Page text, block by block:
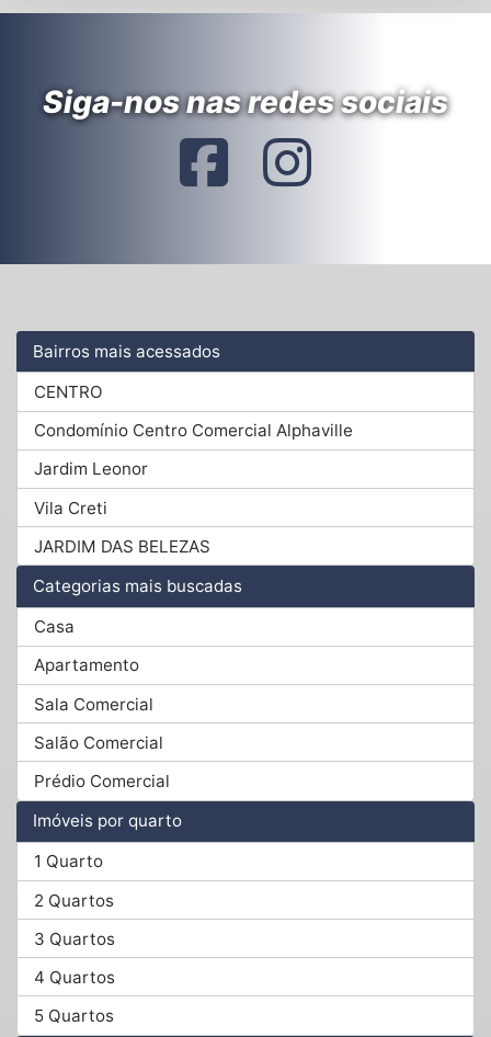
Siga-nos nas redes sociais
Bairros mais acessados
CENTRO
Condomínio Centro Comercial Alphaville
Jardim Leonor
Vila Creti
JARDIM DAS BELEZAS
Categorias mais buscadas
Casa
Apartamento
Sala Comercial
Salão Comercial
Prédio Comercial
Imóveis por quarto
1 Quarto
2 Quartos
3 Quartos
4 Quartos
5 Quartos